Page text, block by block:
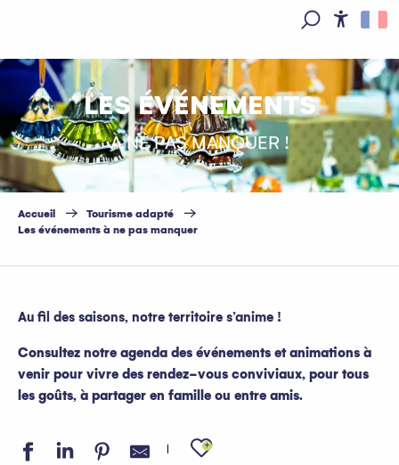
principal
LES ÉVÉNEMENTS
À NE PAS MANQUER !
Accueil
Tourisme adapté
Les événements à ne pas manquer
Au fil des saisons, notre territoire s’anime !
Consultez notre agenda des événements et animations à
venir pour vivre des rendez-vous conviviaux, pour tous
les goûts, à partager en famille ou entre amis.
Ajouter aux